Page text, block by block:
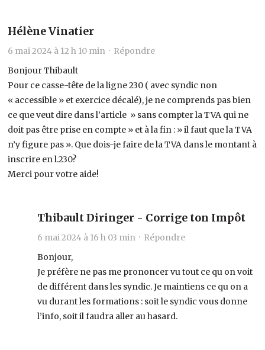
Hélène Vinatier
6 mai 2024 à 12 h 10 min · Répondre
Bonjour Thibault
Pour ce casse-tête de la ligne 230 ( avec syndic non
« accessible » et exercice décalé), je ne comprends pas bien
ce que veut dire dans l’article » sans compter la TVA qui ne
doit pas être prise en compte » et à la fin : » il faut que la TVA
n’y figure pas ». Que dois-je faire de la TVA dans le montant à
inscrire en l.230?
Merci pour votre aide!
Thibault Diringer - Corrige ton Impôt
6 mai 2024 à 16 h 03 min · Répondre
Bonjour,
Je préfère ne pas me prononcer vu tout ce qu on voit
de différent dans les syndic. Je maintiens ce qu on a
vu durant les formations : soit le syndic vous donne
l’info, soit il faudra aller au hasard.